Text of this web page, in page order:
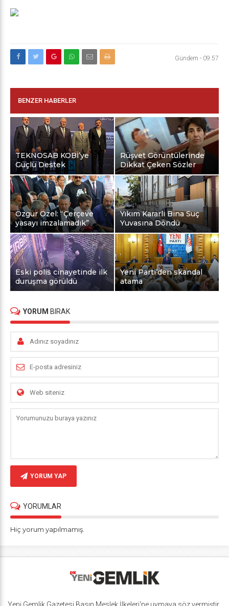
Gündem - 09:57
BENZER HABERLER
TEKNOSAB KOBİ’ye
Güçlü Destek
Rüşvet Görüntülerinde
Dikkat Çeken Sözler
Özgür Özel: “Çerçeve
yasayı imzalamadık”
Yıkım Kararlı Bina Suç
Yuvasına Döndü
Eski polis cinayetinde ilk
duruşma görüldü
Yeni Parti’den skandal
atama
YORUM BIRAK
YORUM YAP
YORUMLAR
Hiç yorum yapılmamış.
Yeni Gemlik Gazetesi Basın Meslek İlkeleri'ne uymaya söz vermiştir.